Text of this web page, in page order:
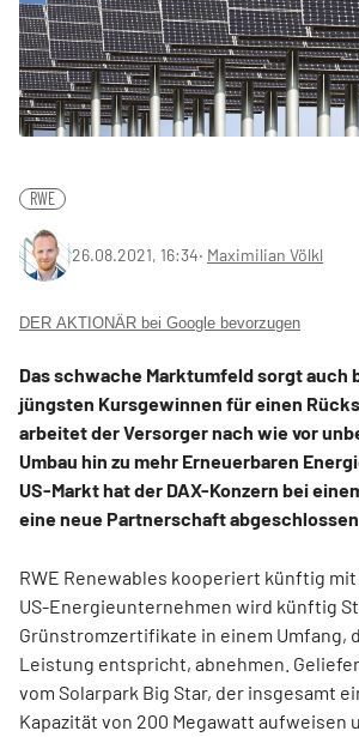
RWE
26.08.2021, 16:34‧ Maximilian Völkl
DER AKTIONÄR bei Google bevorzugen
Das schwache Marktumfeld sorgt auch
jüngsten Kursgewinnen für einen
arbeitet der Versorger nach wie vor
Umbau hin zu mehr Erneuerbaren
US-Markt hat der DAX-Konzern bei
eine neue Partnerschaft
RWE Renewables kooperiert künftig
US-Energieunternehmen wird künftig
Grünstromzertifikate in einem Umfang,
Leistung entspricht, abnehmen.
vom Solarpark Big Star, der insgesamt
Kapazität von 200 Megawatt aufweisen